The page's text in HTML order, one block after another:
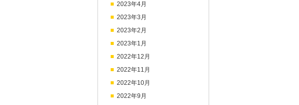
2023年4月
2023年3月
2023年2月
2023年1月
2022年12月
2022年11月
2022年10月
2022年9月